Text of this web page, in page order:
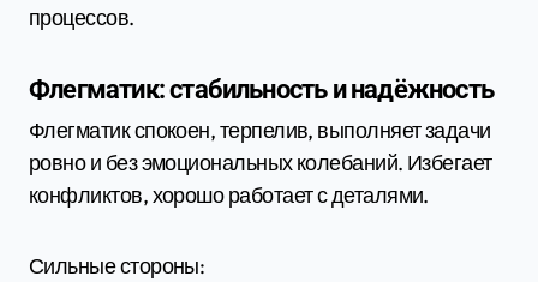
процессов.
Флегматик: стабильность и надёжность
Флегматик спокоен, терпелив, выполняет задачи
ровно и без эмоциональных колебаний. Избегает
конфликтов, хорошо работает с деталями.
Сильные стороны: